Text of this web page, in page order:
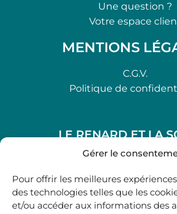
Gérer le
Pour offrir les meilleures
des technologies telles que les
et/ou accéder aux informations des
Une question ?
Votre espace
MENTIONS
C.G.V.
Politique de
LE RENARD ET LA
48, rue Maubec 33210
05 40 41 37 18
.